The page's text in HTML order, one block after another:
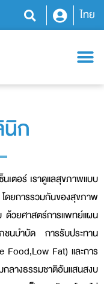
ไทย
ก
เตอร์ เราดูแลสุขภาพแบบ
ดยการรวมกันของสุขภาพ
วยศาสตร์การแพทย์แผน
ชนบำบัด การรับประทาน
Food,Low Fat) และการ
างธรรมชาติอันแสนสงบ